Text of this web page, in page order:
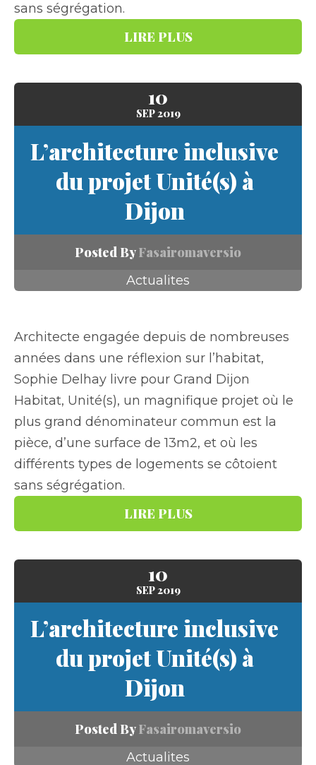
sans ségrégation.
LIRE PLUS
10
SEP2019
L’architecture inclusive
du projet Unité(s) à
Dijon
Posted ByFasairomaversio
Actualites
Architecte engagée depuis de nombreuses
années dans une réflexion sur l’habitat,
Sophie Delhay livre pour Grand Dijon
Habitat, Unité(s), un magnifique projet où le
plus grand dénominateur commun est la
pièce, d’une surface de 13m2, et où les
différents types de logements se côtoient
sans ségrégation.
LIRE PLUS
10
SEP2019
L’architecture inclusive
du projet Unité(s) à
Dijon
Posted ByFasairomaversio
Actualites